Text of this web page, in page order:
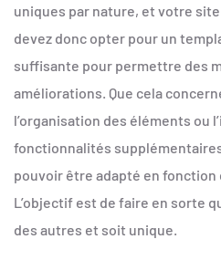
uniques par nature, et votre
devez donc opter pour un
suffisante pour permettre des
améliorations. Que cela
l’organisation des éléments ou
fonctionnalités
pouvoir être adapté en fonction
L’objectif est de faire en sorte
des autres et soit unique.